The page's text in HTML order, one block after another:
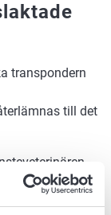
transpondern
till det
organ som